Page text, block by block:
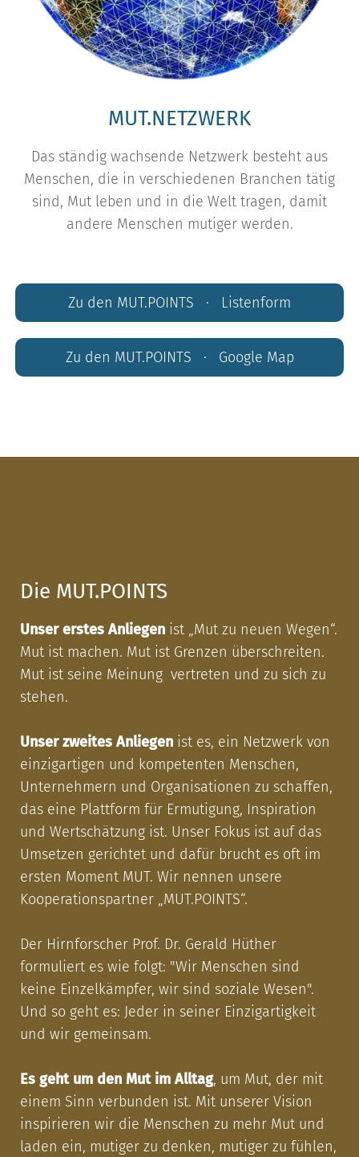
MUT.NETZWERK
Das ständig wachsende Netzwerk besteht aus
Menschen, die in verschiedenen Branchen tätig
sind, Mut leben und in die Welt tragen, damit
andere Menschen mutiger werden.
Zu den MUT.POINTS · Listenform
Zu den MUT.POINTS · Google Map
Die MUT.POINTS
Unser erstes Anliegen ist „Mut zu neuen Wegen“.
Mut ist machen. Mut ist Grenzen überschreiten.
Mut ist seine Meinung vertreten und zu sich zu
stehen.
Unser zweites Anliegen ist es, ein Netzwerk von
einzigartigen und kompetenten Menschen,
Unternehmern und Organisationen zu schaffen,
das eine Plattform für Ermutigung, Inspiration
und Wertschätzung ist. Unser Fokus ist auf das
Umsetzen gerichtet und dafür brucht es oft im
ersten Moment MUT. Wir nennen unsere
Kooperationspartner „MUT.POINTS“.
Der Hirnforscher Prof. Dr. Gerald Hüther
formuliert es wie folgt: "Wir Menschen sind
keine Einzelkämpfer, wir sind soziale Wesen".
Und so geht es: Jeder in seiner Einzigartigkeit
und wir gemeinsam.
Es geht um den Mut im Alltag, um Mut, der mit
einem Sinn verbunden ist. Mit unserer Vision
inspirieren wir die Menschen zu mehr Mut und
laden ein, mutiger zu denken, mutiger zu fühlen,